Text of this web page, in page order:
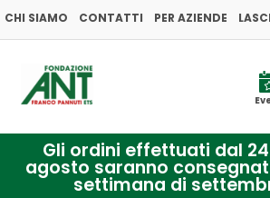
Vai
al
contenuto
CHI SIAMO CONTATTI PER AZIENDE
Gli ordini effettuati dal 24
agosto saranno
settimana di